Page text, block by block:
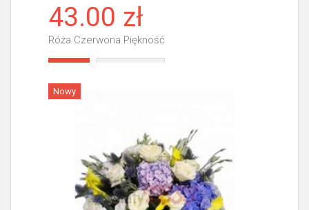
43.00 zł
Róża Czerwona Piękność
Nowy